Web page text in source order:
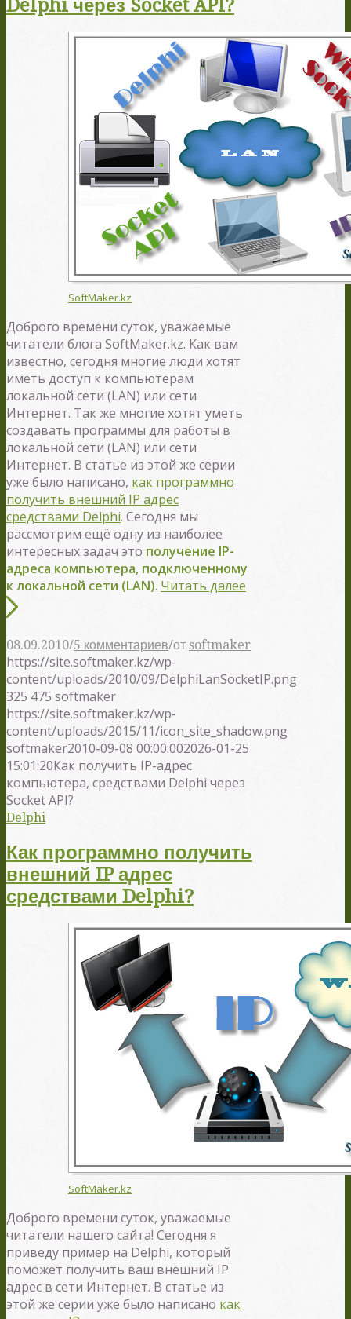
Delphi через Socket API?
SoftMaker.kz
Доброго времени суток, уважаемые
читатели блога SoftMaker.kz. Как вам
известно, сегодня многие люди хотят
иметь доступ к компьютерам
локальной сети (LAN) или сети
Интернет. Так же многие хотят уметь
создавать программы для работы в
локальной сети (LAN) или сети
Интернет. В статье из этой же серии
уже было написано, как программно
получить внешний IP адрес
средствами Delphi. Сегодня мы
рассмотрим ещё одну из наиболее
интересных задач это получение IP-
адреса компьютера, подключенному
к локальной сети (LAN). Читать далее
08.09.2010/5 комментариев/от softmaker
https://site.softmaker.kz/wp-
content/uploads/2010/09/DelphiLanSocketIP.png
325 475 softmaker
https://site.softmaker.kz/wp-
content/uploads/2015/11/icon_site_shadow.png
softmaker2010-09-08 00:00:002026-01-25
15:01:20Как получить IP-адрес
компьютера, средствами Delphi через
Socket API?
Delphi
Как программно получить
внешний IP адрес
средствами Delphi?
SoftMaker.kz
Доброго времени суток, уважаемые
читатели нашего сайта! Сегодня я
приведу пример на Delphi, который
поможет получить ваш внешний IP
адрес в сети Интернет. В статье из
этой же серии уже было написано как